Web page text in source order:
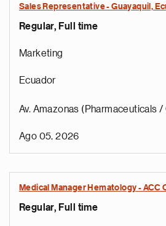
Sales Representative - Guayaquil,
Regular, Full time
Marketing
Ecuador
Av. Amazonas (Pharmaceuticals
Ago 05, 2026
Medical Manager Hematology - ACC
Regular, Full time